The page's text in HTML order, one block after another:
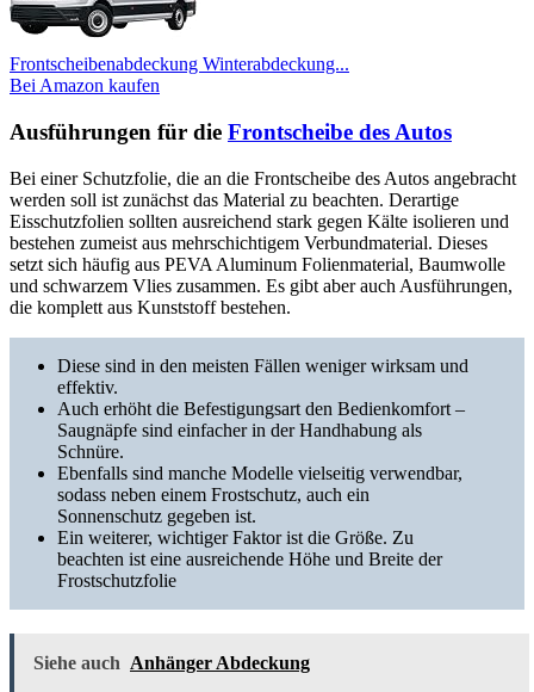
Frontscheibenabdeckung Winterabdeckung...
Bei Amazon kaufen
Ausführungen für die Frontscheibe des Autos
Bei einer Schutzfolie, die an die Frontscheibe des Autos angebracht
werden soll ist zunächst das Material zu beachten. Derartige
Eisschutzfolien sollten ausreichend stark gegen Kälte isolieren und
bestehen zumeist aus mehrschichtigem Verbundmaterial. Dieses
setzt sich häufig aus PEVA Aluminum Folienmaterial, Baumwolle
und schwarzem Vlies zusammen. Es gibt aber auch Ausführungen,
die komplett aus Kunststoff bestehen.
Diese sind in den meisten Fällen weniger wirksam und
effektiv.
Auch erhöht die Befestigungsart den Bedienkomfort –
Saugnäpfe sind einfacher in der Handhabung als
Schnüre.
Ebenfalls sind manche Modelle vielseitig verwendbar,
sodass neben einem Frostschutz, auch ein
Sonnenschutz gegeben ist.
Ein weiterer, wichtiger Faktor ist die Größe. Zu
beachten ist eine ausreichende Höhe und Breite der
Frostschutzfolie
Siehe auch Anhänger Abdeckung